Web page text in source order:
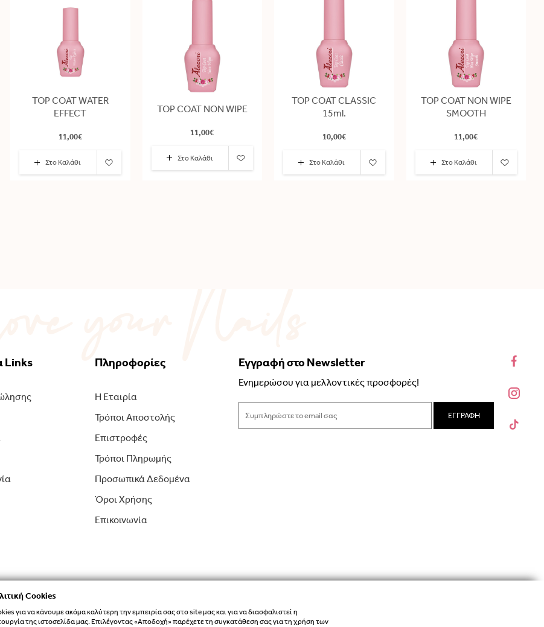
TOP COAT WATER
EFFECT
11,00€
Στο Καλάθι
TOP COAT NON WIPE
11,00€
Στο Καλάθι
TOP COAT CLASSIC
15ml.
10,00€
Στο Καλάθι
TOP COAT NON WIPE
SMOOTH
11,00€
Στο Καλάθι
Links Πληροφορίες
Η Εταιρία
Τρόποι Αποστολής
Επιστροφές
Τρόποι Πληρωμής
Προσωπικά Δεδομένα
Όροι Χρήσης
Επικοινωνία
Εγγραφή στο Newsletter
Ενημερώσου για μελλοντικές προσφορές!
ΕΓΓΡΑΦΗ
Cookies
για να κάνουμε ακόμα καλύτερη την εμπειρία σας στο site μας και για να διασφαλιστεί η
της ιστοσελίδα μας. Επιλέγοντας «Αποδοχή» παρέχετε τη συγκατάθεση σας για τη χρήση των